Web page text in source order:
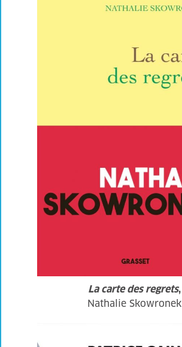
La carte des regrets,
Nathalie Skowronek